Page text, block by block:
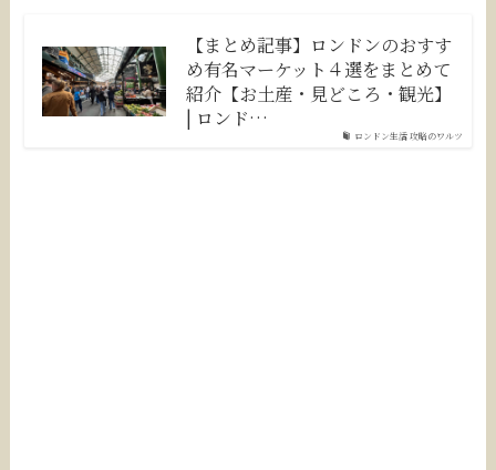
ロンドン生活 攻略のワルツ
【まとめ記事】ロンドンのおすす
め有名マーケット４選をまとめて
紹介【お土産・見どころ・観光】
| ロンド…